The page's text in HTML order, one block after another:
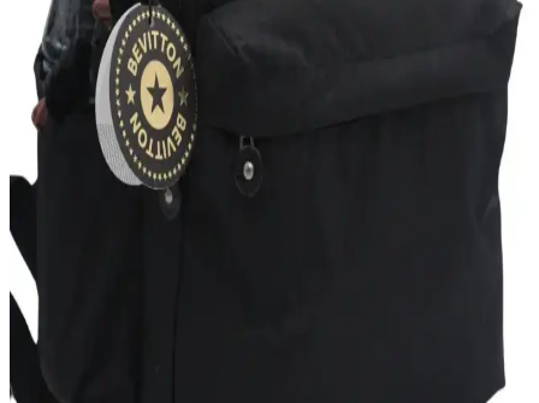
Bu karşılaştırmada, gençler için tasarlanmış iki LUCKY BAG
çantasının özellikleri, kullanıcı yorumları ve tasarım farkları detaylı
şekilde inceleniyor.
Hummel Darrel Bag Pack Sırt Çantası: Şık ve
Fonksiyonel Günlük Kullanım Çantası
Mor renkli Hummel Darrel Bag Pack, geniş iç hacmi ve ergonomik
karşılar.
Lucky Bees Kadın Sırt Çantası Günlük Kullanım
İçin Şık ve Dayanıklı Tasarım
materyaliyle günlük kullanım için ideal. Geniş iç hacmi ve çok